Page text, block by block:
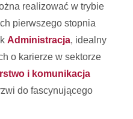
realizować w trybie
pierwszego stopnia
Administracja, idealny
o karierze w sektorze
i komunikacja
do fascynującego